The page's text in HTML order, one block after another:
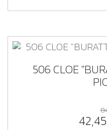
506 CLOE